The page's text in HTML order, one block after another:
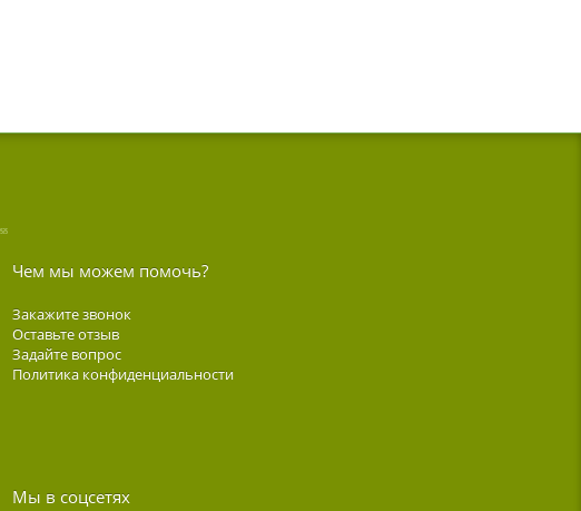
Чем мы можем помочь?
Закажите звонок
Оставьте отзыв
Задайте вопрос
Политика конфиденциальности
Мы в соцсетях